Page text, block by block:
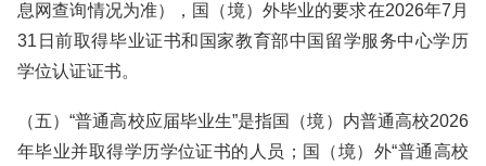
息网查询情况为准），国（境）外毕业的要求在2026年7月
31日前取得毕业证书和国家教育部中国留学服务中心学历
学位认证证书。
（五）“普通高校应届毕业生”是指国（境）内普通高校2026
年毕业并取得学历学位证书的人员；国（境）外“普通高校